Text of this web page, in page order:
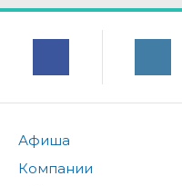
Афиша
Компании